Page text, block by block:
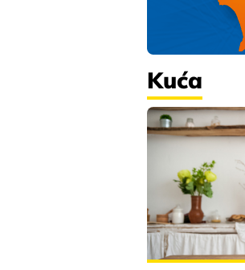
Kuća